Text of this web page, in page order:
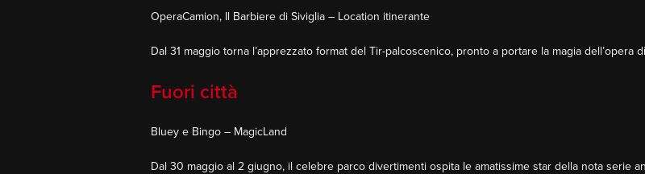
OperaCamion, Il Barbiere di Siviglia – Location itinerante
Dal 31 maggio torna l’apprezzato format del Tir-palcoscenico, pronto a portare la magia
Fuori città
Bluey e Bingo – MagicLand
Dal 30 maggio al 2 giugno, il celebre parco divertimenti ospita le amatissime star della nota serie